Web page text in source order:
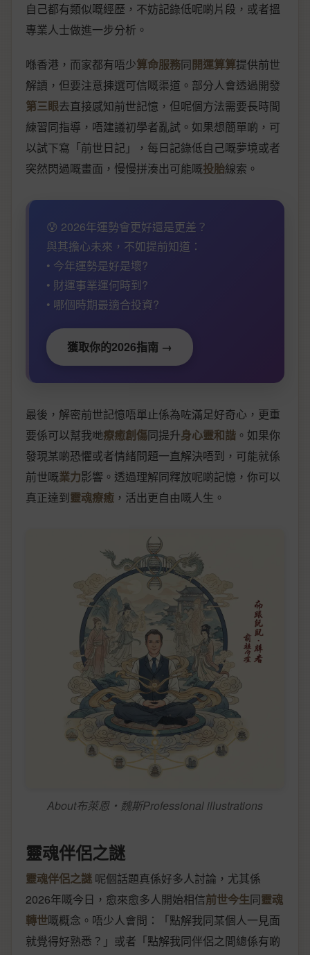
自己都有類似嘅經歷，不妨記錄低呢啲片段，或者搵
專業人士做進一步分析。
喺香港，而家都有唔少算命服務同開運算算提供前世
解讀，但要注意揀選可信嘅渠道。部分人會透過開發
第三眼去直接感知前世記憶，但呢個方法需要長時間
練習同指導，唔建議初學者亂試。如果想簡單啲，可
以試下寫「前世日記」，每日記錄低自己嘅夢境或者
突然閃過嘅畫面，慢慢拼湊出可能嘅投胎線索。
😰 2026年運勢會更好還是更差？
與其擔心未來，不如提前知道：
• 今年運勢是好是壞?
• 財運事業運何時到?
• 哪個時期最適合投資?
獲取你的2026指南 →
最後，解密前世記憶唔單止係為咗滿足好奇心，更重
要係可以幫我哋療癒創傷同提升身心靈和諧 。如果你
發現某啲恐懼或者情緒問題一直解決唔到，可能就係
前世嘅業力影響。透過理解同釋放呢啲記憶，你可以
真正達到靈魂療癒 ，活出更自由嘅人生。
About布萊恩‧魏斯Professional illustrations
靈魂伴侶之謎
靈魂伴侶之謎 呢個話題真係好多人討論，尤其係
2026年嘅今日，愈來愈多人開始相信前世今生同靈魂
轉世嘅概念。唔少人會問：「點解我同某個人一見面
就覺得好熟悉？」或者「點解我同伴侶之間總係有啲